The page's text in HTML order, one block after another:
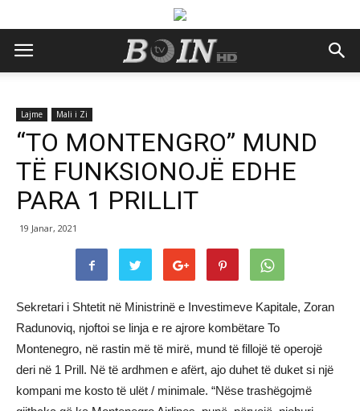
Lajme Mali i Zi
“TO MONTENGRO” MUND
TË FUNKSIONOJË EDHE
PARA 1 PRILLIT
19 Janar, 2021
Sekretari i Shtetit në Ministrinë e Investimeve Kapitale, Zoran
Radunoviq, njoftoi se linja e re ajrore kombëtare To
Montenegro, në rastin më të mirë, mund të fillojë të operojë
deri në 1 Prill. Në të ardhmen e afërt, ajo duhet të duket si një
kompani me kosto të ulët / minimale. “Nëse trashëgojmë